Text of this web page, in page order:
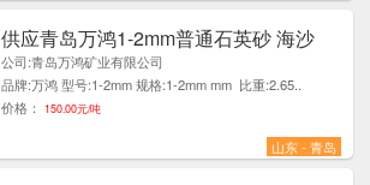
供应青岛万鸿1-2mm普通石英砂 海沙
公司:青岛万鸿矿业有限公司
品牌:万鸿 型号:1-2mm 规格:1-2mm mm 比重:2.65..
价格：
150.00元/吨
山东 - 青岛